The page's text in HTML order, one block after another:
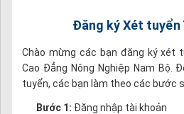
Đăng ký Xét tuyển
Chào mừng các bạn đăng ký xét
Cao Đẳng Nông Nghiệp Nam Bộ.
tuyển, các bạn làm theo các bước
Bước 1: Đăng nhập tài khoản